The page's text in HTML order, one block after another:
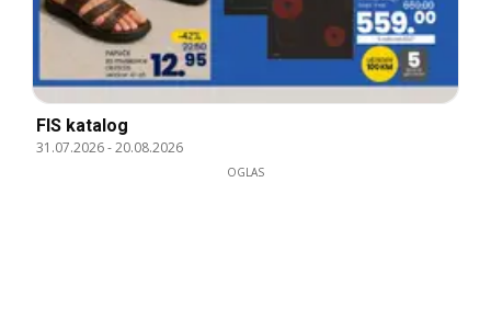
FIS katalog
31.07.2026-20.08.2026
OGLAS